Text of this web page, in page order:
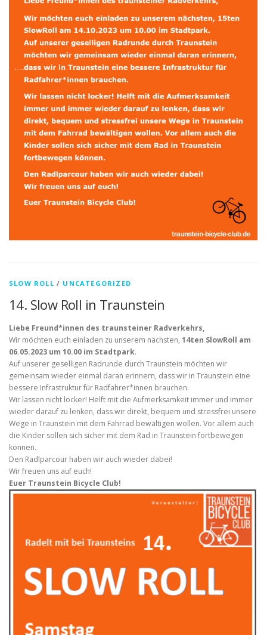
SLOW ROLL / UNCATEGORIZED
14. Slow Roll in Traunstein
Liebe Freund*innen des traunsteiner Radverkehrs,
Wir möchten euch einladen zu unserem nächsten, 14ten SlowRoll am
06.05.2023 um 10.00 im Stadtpark.
Auf unserer geselligen Radrunde durch Traunstein möchten wir
gemeinsam wieder einmal daran erinnern, dass wir in Traunstein eine
bessere Infrastruktur für Radfahrer*innen brauchen.
Wir lassen nicht locker! Helft mit die Aufmerksamkeit immer und immer
wieder darauf zu lenken, dass wir direkt, bequem und stressfrei unsere
Wege in Traunstein mit dem Fahrrad bewältigen wollen. Vor allem auch
die Kinder sollen sich sicher mit dem Rad in Traunstein fortbewegen
können.
Den Radlparcour haben wir auch wieder dabei!
Wir freuen uns auf euch!
Euer Traunstein Bicycle Club!